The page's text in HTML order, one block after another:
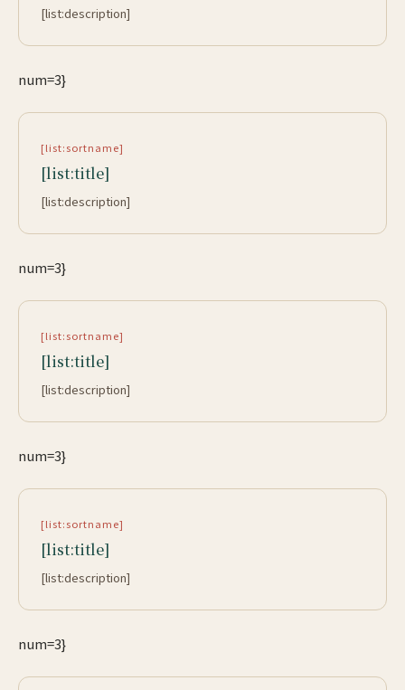
[list:description]
num=3}
[list:sortname]
[list:title]
[list:description]
num=3}
[list:sortname]
[list:title]
[list:description]
num=3}
[list:sortname]
[list:title]
[list:description]
num=3}